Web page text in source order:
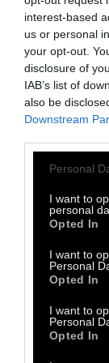
interest-based
us or personal
your opt-out.
disclosure of
IAB’s list of
also be
Downstream
Personal
I want to
personal
Opted In
I want to
Personal
Opted In
I want to
Personal
Opted In
Κι όμως
Οι
χόρτα κι οι
Μετάφραση
κριτικής
ξένης
Εβραίους,